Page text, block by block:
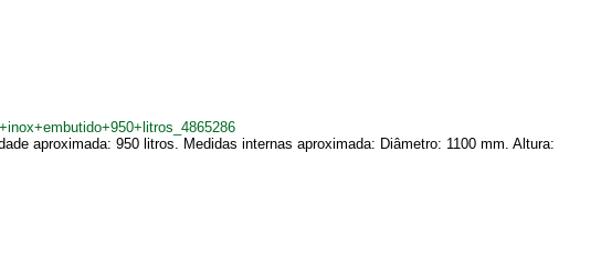
aproximada: 950 litros. Medidas internas aproximada: Diâmetro: 1100 mm. Altura: